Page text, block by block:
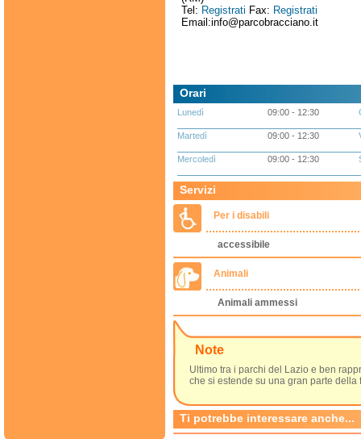
Tel: Registrati Fax: Registrati
Email:info@parcobracciano.it
Orari
Lunedì 09:00 - 12:30
Martedì 09:00 - 12:30
Mercoledì 09:00 - 12:30
Servizi
Per i disabili
accessibile
Animali
Animali ammessi
Note
Ultimo tra i parchi del Lazio e ben
che si estende su una gran parte
Ti potrebbe interessare anche...